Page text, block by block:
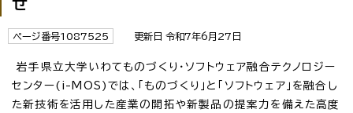
ページ番号1087525 更新日 令和7年6月27日
岩手県立大学いわてものづくり・ソフトウェア融合テクノロジー
センター(i-MOS)では、「ものづくり」と「ソフトウェア」を融合し
た新技術を活用した産業の開拓や新製品の提案力を備えた高度